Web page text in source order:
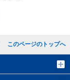
このページのトップへ